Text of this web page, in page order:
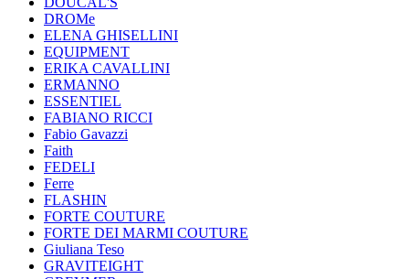
DROMe
ELENA GHISELLINI
EQUIPMENT
ERIKA CAVALLINI
ERMANNO
ESSENTIEL
FABIANO RICCI
Fabio Gavazzi
Faith
FEDELI
Ferre
FLASHIN
FORTE COUTURE
FORTE DEI MARMI COUTURE
Giuliana Teso
GRAVITEIGHT